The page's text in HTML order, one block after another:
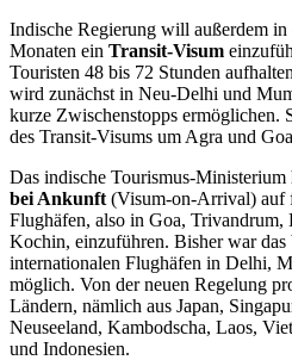
Indische Regierung will außerdem
Monaten ein Transit-Visum
Touristen 48 bis 72 Stunden
wird zunächst in Neu-Delhi und
kurze Zwischenstopps ermöglichen.
des Transit-Visums um Agra und
Das indische Tourismus-Ministerium
bei Ankunft (Visum-on-Arrival) auf
Flughäfen, also in Goa, Trivandrum,
Kochin, einzuführen. Bisher war
internationalen Flughäfen in Delhi,
möglich. Von der neuen Regelung
Ländern, nämlich aus Japan,
Neuseeland, Kambodscha, Laos,
und Indonesien.